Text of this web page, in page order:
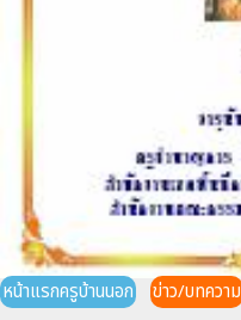
หน้าแรกครูบ้านนอก ข่าว/บทความ